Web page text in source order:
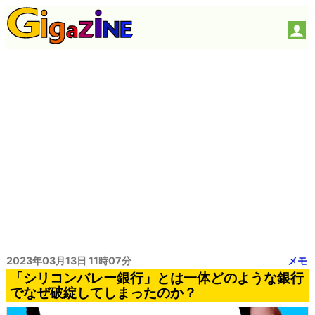
2023年03月13日 11時07分 メモ
「シリコンバレー銀行」とは一体どのような銀行
でなぜ破綻してしまったのか？